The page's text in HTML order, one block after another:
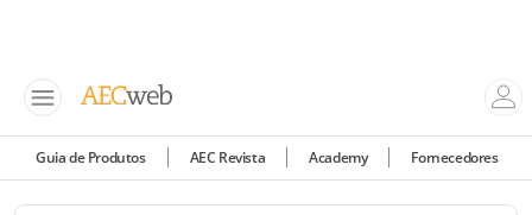
Guia de Produtos AEC Revista Academy Fornecedores